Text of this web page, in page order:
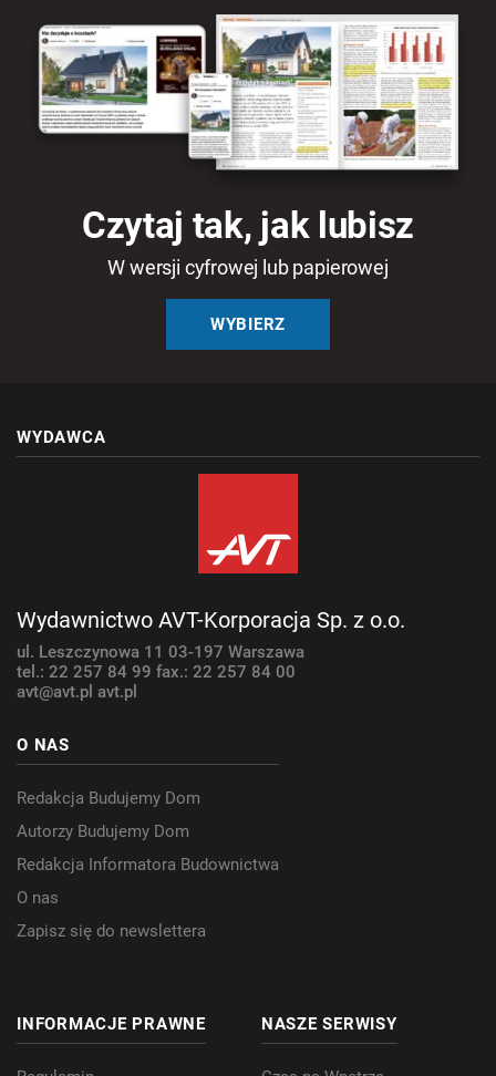
Czytaj tak, jak lubisz
W wersji cyfrowej lub papierowej
WYBIERZ
WYDAWCA
Wydawnictwo AVT-Korporacja Sp. z o.o.
ul. Leszczynowa 11 03-197 Warszawa
tel.: 22 257 84 99 fax.: 22 257 84 00
avt@avt.pl avt.pl
O NAS
Redakcja Budujemy Dom
Autorzy Budujemy Dom
Redakcja Informatora Budownictwa
O nas
Zapisz się do newslettera
INFORMACJE PRAWNE NASZE SERWISY